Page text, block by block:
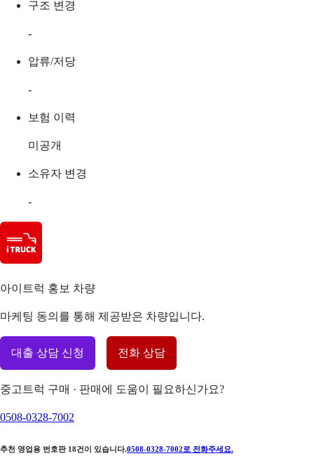
구조 변경
-
압류/저당
-
보험 이력
미공개
소유자 변경
-
아이트럭 홍보 차량
마케팅 동의를 통해 제공받은 차량입니다.
대출 상담 신청 전화 상담
중고트럭 구매 · 판매에 도움이 필요하신가요?
0508-0328-7002
추천 영업용 번호판 18건이 있습니다.0508-0328-7002 로 전화주세요.